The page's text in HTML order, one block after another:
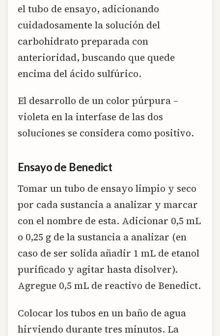
el tubo de ensayo, adicionando
cuidadosamente la solución del
carbohidrato preparada con
anterioridad, buscando que quede
encima del ácido sulfúrico.
El desarrollo de un color púrpura –
violeta en la interfase de las dos
soluciones se considera como positivo.
Ensayo de Benedict
Tomar un tubo de ensayo limpio y seco
por cada sustancia a analizar y marcar
con el nombre de esta. Adicionar 0,5 mL
o 0,25 g de la sustancia a analizar (en
caso de ser solida añadir 1 mL de etanol
purificado y agitar hasta disolver).
Agregue 0,5 mL de reactivo de Benedict.
Colocar los tubos en un baño de agua
hirviendo durante tres minutos. La